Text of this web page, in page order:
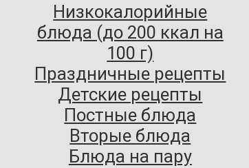
Низкокалорийные
блюда (до 200 ккал на
100 г)
Праздничные рецепты
Детские рецепты
Постные блюда
Вторые блюда
Блюда на пару